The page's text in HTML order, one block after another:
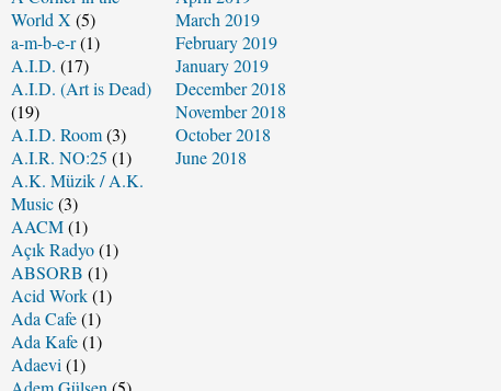
World X (5)
a-m-b-e-r(1)
A.I.D. (17)
A.I.D. (Art is Dead)
(19)
A.I.D. Room(3)
A.I.R. NO:25 (1)
A.K. Müzik / A.K.
Music(3)
AACM(1)
Açık Radyo(1)
ABSORB (1)
Acid Work(1)
Ada Cafe(1)
Ada Kafe(1)
Adaevi (1)
March 2019
February 2019
January 2019
December 2018
November 2018
October 2018
June 2018